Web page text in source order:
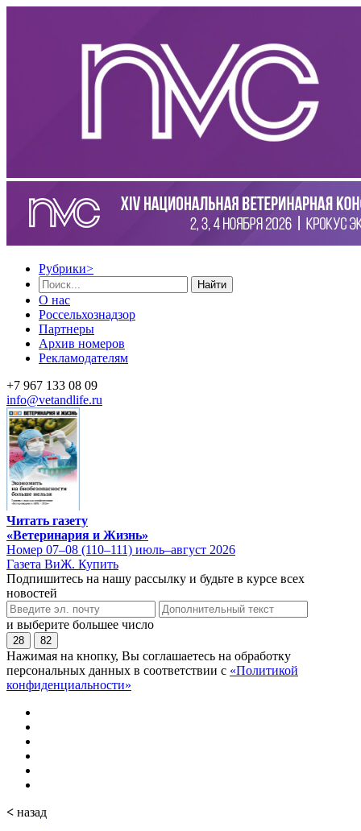
Рубрики>
Найти
О нас
Россельхознадзор
Партнеры
Архив номеров
Рекламодателям
+7 967 133 08 09
info@vetandlife.ru
Читать газету
«Ветеринария и Жизнь»
Номер 07–08 (110–111) июль–август 2026
Газета ВиЖ. Купить
Подпишитесь на нашу рассылку и будьте в курсе всех
новостей
и выберите большее число
28 82
Нажимая на кнопку, Вы соглашаетесь на обработку
персональных данных в соответствии с «Политикой
конфиденциальности»
< назад